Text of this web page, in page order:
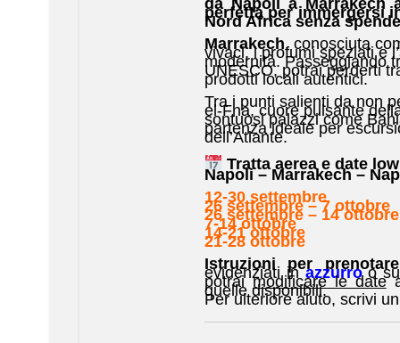
perfetta per immergersi
Nord Africa senza
Marrakech, conosciuta
vivaci, i profumi speziati e
modernità. Passeggiando
UNESCO, potrai perderti
prodotti locali autentici.
Tra i punti salienti da non
el-Fna, cuore pulsante
sontuosi palazzi come
partenza ideale per
dell’Atlante.
Tratta aerea e date
Napoli – Marrakech –
12-30 settembre
26 settembre – 7 ottobre
26 settembre – 14 ottobre
7-14 ottobre
14-21 ottobre
21-28 ottobre
Istruzioni per
evidenziati inazzurro o
potraimodificare le datea
quelle disponibili.
Per ulteriore aiuto, scrivi